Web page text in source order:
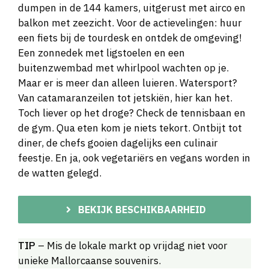
dumpen in de 144 kamers, uitgerust met airco en
balkon met zeezicht. Voor de actievelingen: huur
een fiets bij de tourdesk en ontdek de omgeving!
Een zonnedek met ligstoelen en een
buitenzwembad met whirlpool wachten op je.
Maar er is meer dan alleen luieren. Watersport?
Van catamaranzeilen tot jetskiën, hier kan het.
Toch liever op het droge? Check de tennisbaan en
de gym. Qua eten kom je niets tekort. Ontbijt tot
diner, de chefs gooien dagelijks een culinair
feestje. En ja, ook vegetariërs en vegans worden in
de watten gelegd.
BEKIJK BESCHIKBAARHEID
TIP – Mis de lokale markt op vrijdag niet voor
unieke Mallorcaanse souvenirs.